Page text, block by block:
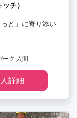
チ）
と」に寄り添い
ーク 入間
詳細